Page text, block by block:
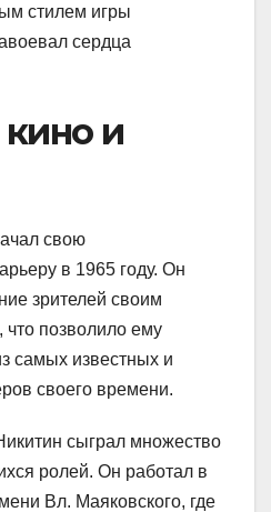
стилем игры
сердца
кино и
свою
в 1965 году. Он
зрителей своим
что позволило ему
самых известных и
своего времени.
сыграл множество
ролей. Он работал в
Вл. Маяковского, где